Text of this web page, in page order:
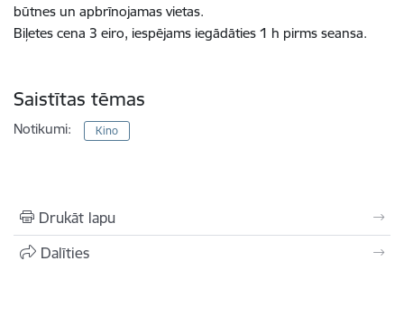
būtnes un apbrīnojamas vietas.
Biļetes cena 3 eiro, iespējams iegādāties 1 h pirms seansa.
Saistītas tēmas
Notikumi: Kino
Drukāt lapu
Dalīties